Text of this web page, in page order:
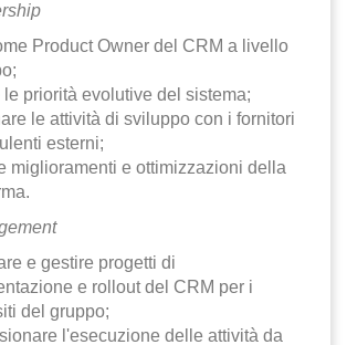
Product Owner del CRM a livello
le priorità evolutive del sistema;
le attività di sviluppo con i fornitori
esterni;
miglioramenti e ottimizzazioni della
e gestire progetti di
e rollout del CRM per i
del gruppo;
l'esecuzione delle attività da